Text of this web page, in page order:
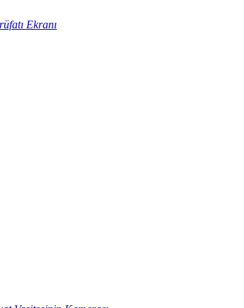
Ekranı